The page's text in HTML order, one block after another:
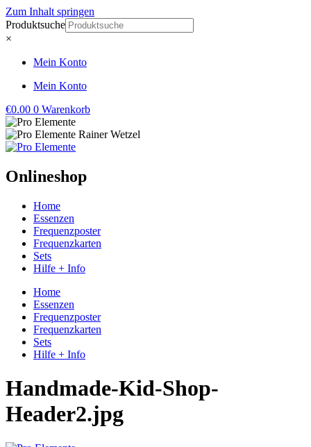
Zum Inhalt springen
Produktsuche
×
Mein Konto
Mein Konto
€0.00 0 Warenkorb
Onlineshop
Home
Essenzen
Frequenzposter
Frequenzkarten
Sets
Hilfe + Info
Home
Essenzen
Frequenzposter
Frequenzkarten
Sets
Hilfe + Info
Handmade-Kid-Shop-
Header2.jpg